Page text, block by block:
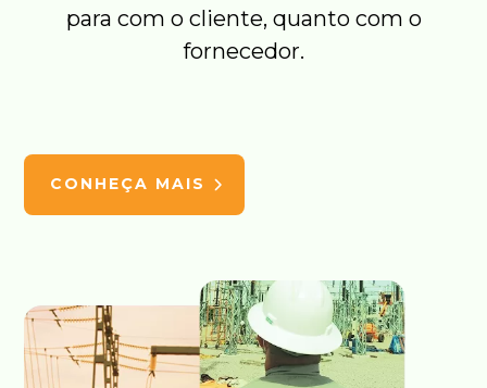
para com o cliente, quanto com o
fornecedor.
CONHEÇA MAIS